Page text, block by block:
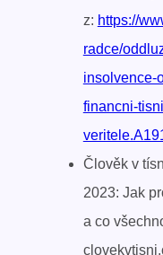
z: https://
radce/
insolvence-
financni-
Člověk v
2023: Jak
a co